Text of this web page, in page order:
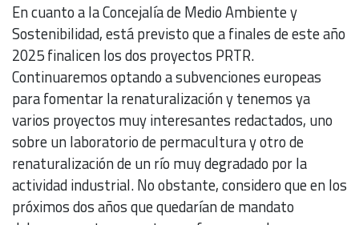
En cuanto a la Concejalía de Medio Ambiente y
Sostenibilidad, está previsto que a finales de este año
2025 finalicen los dos proyectos PRTR.
Continuaremos optando a subvenciones europeas
para fomentar la renaturalización y tenemos ya
varios proyectos muy interesantes redactados, uno
sobre un laboratorio de permacultura y otro de
renaturalización de un río muy degradado por la
actividad industrial. No obstante, considero que en los
próximos dos años que quedarían de mandato